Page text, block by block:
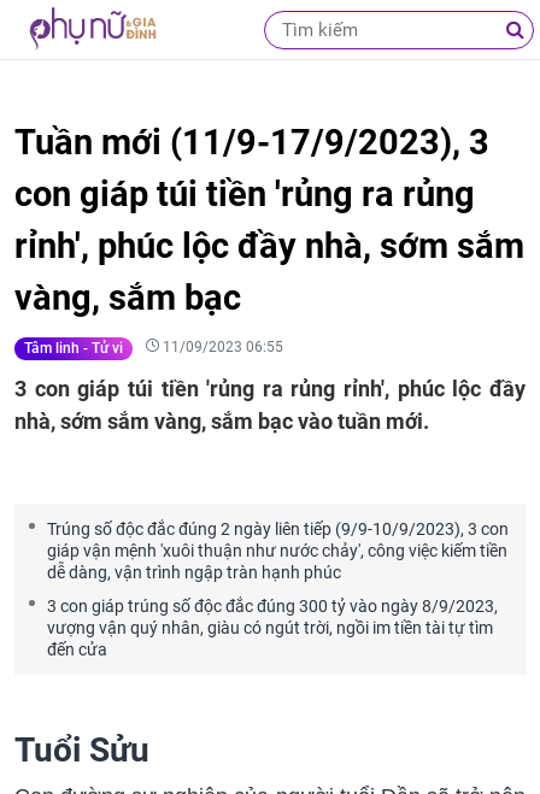
Tuần mới (11/9-17/9/2023), 3
con giáp túi tiền 'rủng ra rủng
rỉnh', phúc lộc đầy nhà, sớm sắm
vàng, sắm bạc
Tâm linh - Tử vi 11/09/2023 06:55
3 con giáp túi tiền 'rủng ra rủng rỉnh', phúc lộc đầy
nhà, sớm sắm vàng, sắm bạc vào tuần mới.
Trúng số độc đắc đúng 2 ngày liên tiếp (9/9-10/9/2023), 3 con
giáp vận mệnh 'xuôi thuận như nước chảy', công việc kiếm tiền
dễ dàng, vận trình ngập tràn hạnh phúc
3 con giáp trúng số độc đắc đúng 300 tỷ vào ngày 8/9/2023,
vượng vận quý nhân, giàu có ngút trời, ngồi im tiền tài tự tìm
đến cửa
Tuổi Sửu